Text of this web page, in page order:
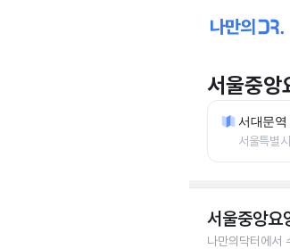
서울중앙
서대문역
서울특별
서울중앙요
나만의닥터에서